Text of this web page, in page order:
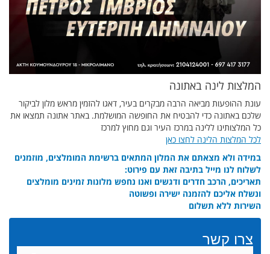
המלצות לינה באתונה
עונת ההופעות מביאה הרבה מבקרים בעיר, דאגו להזמין מראש מלון לביקור
שלכם באתונה כדי להבטיח את החופשה המושלמת. באתר אתונה תמצאו את
כל המלצותינו ללינה במרכז העיר וגם מחוץ למרכז
לכל המלצות הלינה לחצו כאן
במידה ולא מצאתם את המלון המתאים ברשימת המומלצים, מוזמנים
לשלוח לנו מייל בתיבה זאת עם פירוט:
תאריכים, הרכב חדרים ודגשים ואנו נחפש מלונות זמינים מומלצים
ונשלח אליכם להזמנה ישירה ופשוטה
השירות ללא תשלום